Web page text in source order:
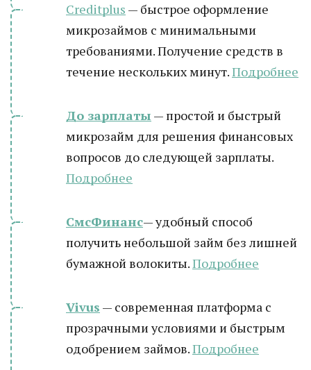
Creditplus — быстрое оформление
микрозаймов с минимальными
требованиями. Получение средств в
течение нескольких минут.Подробнее
До зарплаты — простой и быстрый
микрозайм для решения финансовых
вопросов до следующей зарплаты.
Подробнее
СмсФинанс— удобный способ
получить небольшой займ без лишней
бумажной волокиты.Подробнее
Vivus — современная платформа с
прозрачными условиями и быстрым
одобрением займов.Подробнее